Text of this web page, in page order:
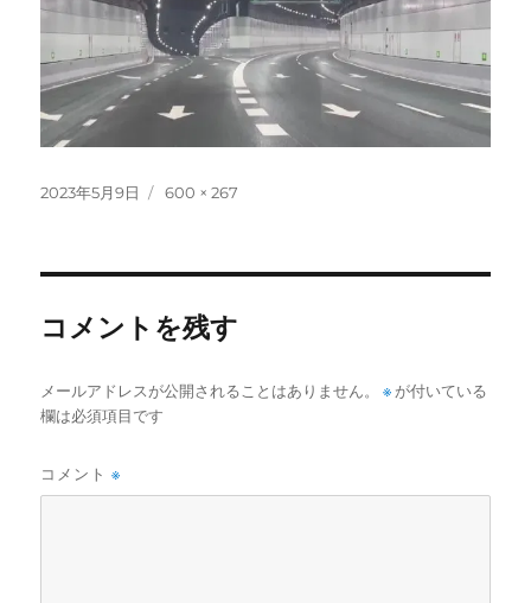
投
2023年5月9日
フ
600 × 267
コメントを残す
メールアドレスが公開されることはありません。 ※ が付いている
欄は必須項目です
コメント※